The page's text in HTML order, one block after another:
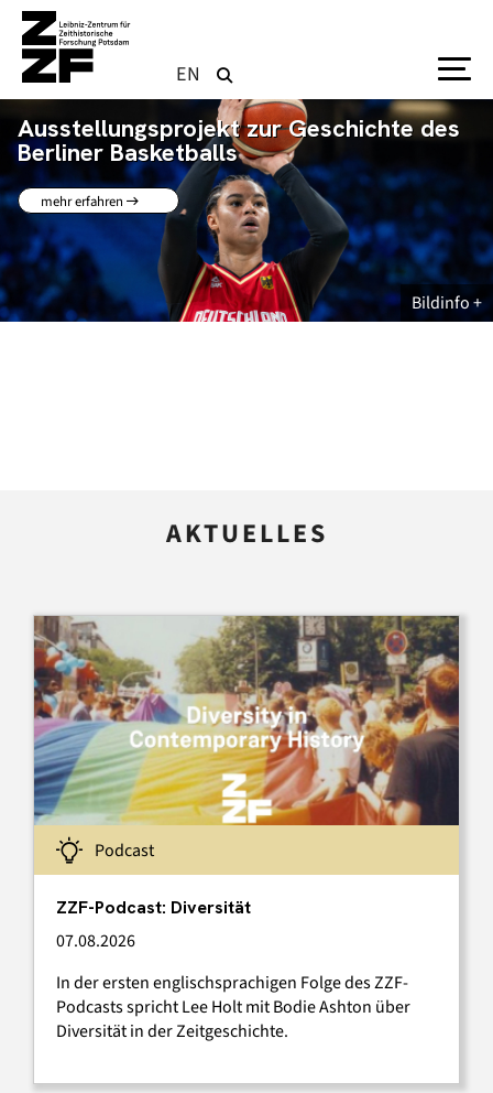
Direkt zum Inhalt
EN
Ausstellung »Das Weite suchen«
mehr erfahren
AKTUELLES
Podcast
ZZF-Podcast: Diversität
07.08.2026
In der ersten englischsprachigen Folge des ZZF-
Podcasts spricht Lee Holt mit Bodie Ashton über
Diversität in der Zeitgeschichte.